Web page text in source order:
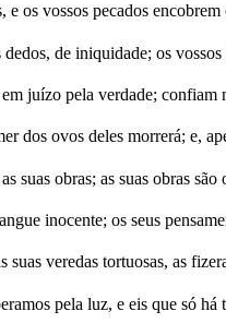
os vossos pecados
de iniquidade; os
juízo pela verdade;
dos ovos deles morrerá; e,
suas obras; as suas obras
inocente; os seus
veredas tortuosas, as
pela luz, e eis que só